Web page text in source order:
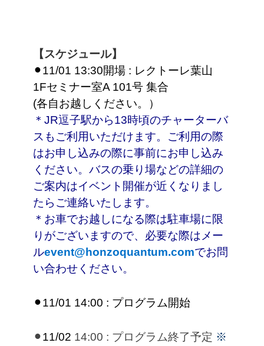
【スケジュール】
⚫︎11/01 13:30開場 : レクトーレ葉山
1Fセミナー室A 101号 集合
(各自お越しください。）
＊JR逗子駅から13時頃のチャーターバ
スもご利用いただけます。ご利用の際
はお申し込みの際に事前にお申し込み
ください。バスの乗り場などの詳細の
ご案内はイベント開催が近くなりまし
たらご連絡いたします。
＊お車でお越しになる際は駐車場に限
りがございますので、必要な際はメー
ルevent@honzoquantum.comでお問
い合わせください。
⚫︎11/01 14:00 : プログラム開始
⚫︎11/02 14:00 : プログラム終了予定 ※